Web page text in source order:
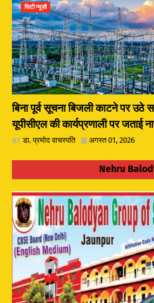
सिटी न्यूज़ौ
बिना पूर्व सूचना बिजली काटने पर उठे
यूपीसीएल की कार्यप्रणाली पर जताई
डा. प्रमोद वाचस्पति अगस्त 01, 2026
Nehru